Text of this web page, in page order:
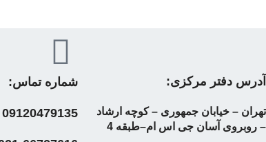
آدرس دفتر مرکزی:
تهران – خیابان جمهوری – کوچه ارشاد
– روبروی آسان جی اس ام–طبقه 4
شماره تماس:
09120479135